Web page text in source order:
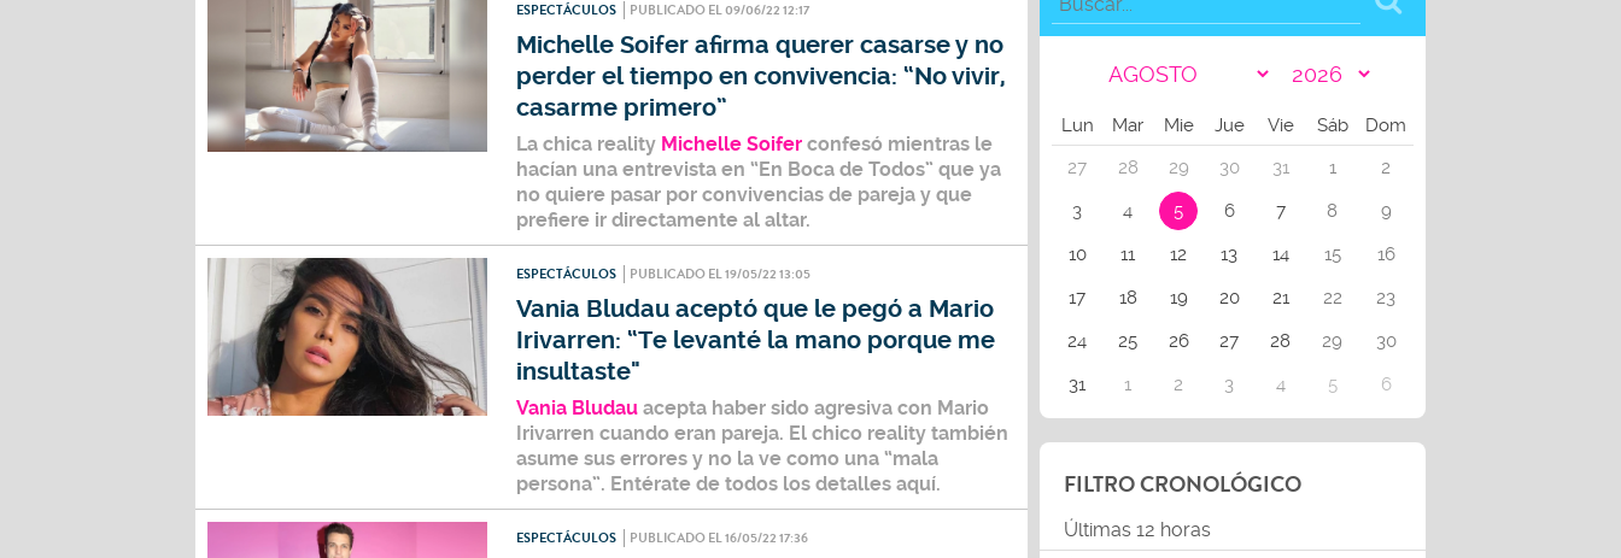
ESPECTÁCULOS PUBLICADO EL 09/06/22 12:17
Michelle Soifer afirma querer casarse y no
perder el tiempo en convivencia: “No vivir,
casarme primero”
La chica reality Michelle Soifer confesó mientras le
hacían una entrevista en “En Boca de Todos” que ya
no quiere pasar por convivencias de pareja y que
prefiere ir directamente al altar.
ESPECTÁCULOS PUBLICADO EL 19/05/22 13:05
Vania Bludau aceptó que le pegó a Mario
Irivarren: “Te levanté la mano porque me
insultaste"
Vania Bludau acepta haber sido agresiva con Mario
Irivarren cuando eran pareja. El chico reality también
asume sus errores y no la ve como una “mala
persona”. Entérate de todos los detalles aquí.
ESPECTÁCULOS PUBLICADO EL 16/05/22 17:36
Lun Mar Mie Jue Vie Sáb
Dom
27
28 29 30 31 1
2
3
4 5 6 7 8
9
10
11 12 13 14 15
16
17
18 19 20 21 22
23
24
25 26 27 28 29
30
31
1 2 3 4 5 6
FILTRO CRONOLÓGICO
Últimas 12 horas